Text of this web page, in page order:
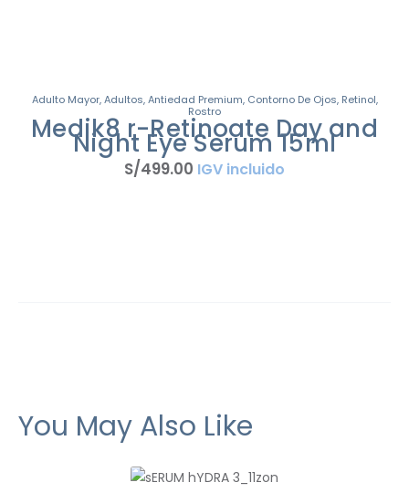
Adulto Mayor,Adultos,Antiedad Premium, Contorno De Ojos, Retinol,
Rostro
Medik8 r-Retinoate Day and
Night Eye Serum 15ml
S/499.00 IGV incluido
You May Also Like